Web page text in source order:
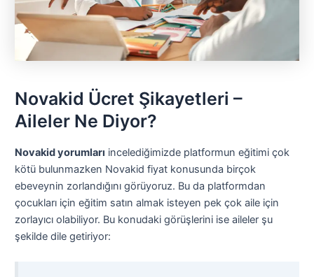
Novakid Ücret Şikayetleri –
Aileler Ne Diyor?
Novakid yorumları incelediğimizde platformun eğitimi çok
kötü bulunmazken Novakid fiyat konusunda birçok
ebeveynin zorlandığını görüyoruz. Bu da platformdan
çocukları için eğitim satın almak isteyen pek çok aile için
zorlayıcı olabiliyor. Bu konudaki görüşlerini ise aileler şu
şekilde dile getiriyor: